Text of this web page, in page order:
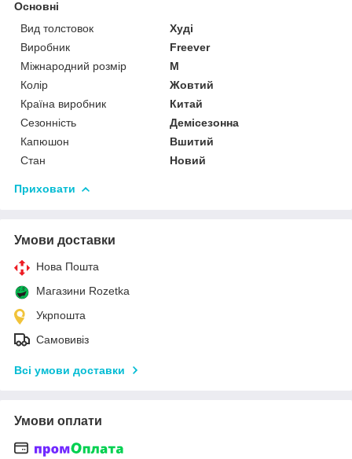
Основні
Вид толстовок
Худі
Виробник
Freever
Міжнародний розмір
M
Колір
Жовтий
Країна виробник
Китай
Сезонність
Демісезонна
Капюшон
Вшитий
Стан
Новий
Приховати
Умови доставки
Нова Пошта
Магазини Rozetka
Укрпошта
Самовивіз
Всі умови доставки
Умови оплати